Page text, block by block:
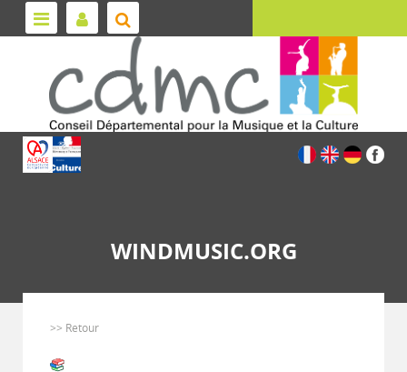
WINDMUSIC.ORG
>> Retour